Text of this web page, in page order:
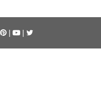
| |